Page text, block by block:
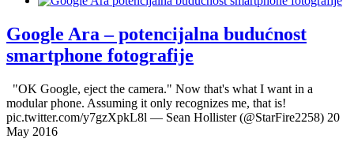
Google Ara – potencijalna budućnost
smartphone fotografije
"OK Google, eject the camera." Now that's what I want in a
modular phone. Assuming it only recognizes me, that is!
pic.twitter.com/y7gzXpkL8l — Sean Hollister (@StarFire2258) 20
May 2016